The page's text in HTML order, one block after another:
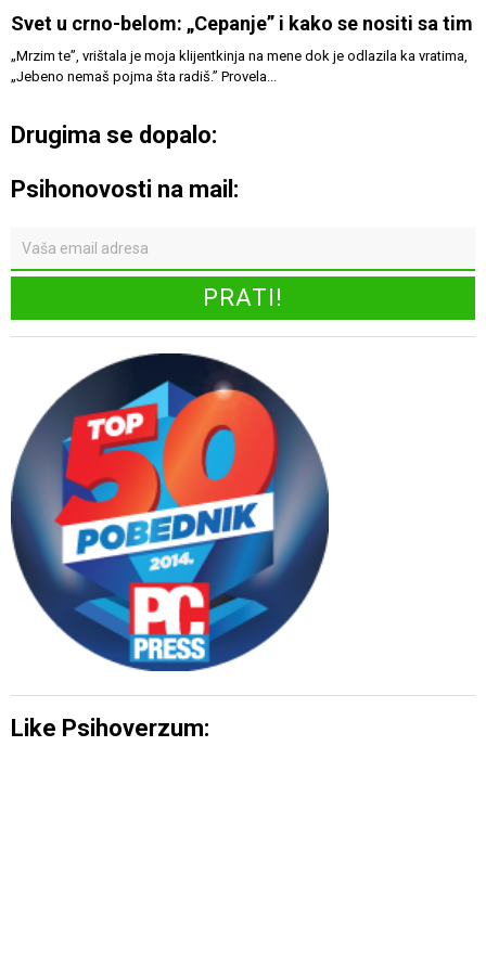
Svet u crno-belom: „Cepanje” i kako se nositi sa tim
„Mrzim te”, vrištala je moja klijentkinja na mene dok je odlazila ka vratima,
„Jebeno nemaš pojma šta radiš.” Provela...
Drugima se dopalo:
Psihonovosti na mail:
Like Psihoverzum: